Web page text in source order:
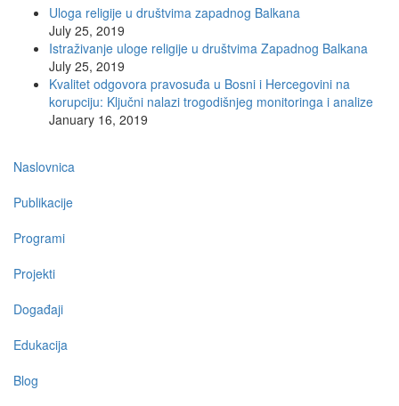
Uloga religije u društvima zapadnog Balkana
July 25, 2019
Istraživanje uloge religije u društvima Zapadnog Balkana
July 25, 2019
Kvalitet odgovora pravosuđa u Bosni i Hercegovini na
korupciju: Ključni nalazi trogodišnjeg monitoringa i analize
January 16, 2019
Main
navigation
Naslovnica
Publikacije
Programi
Projekti
Događaji
Edukacija
Blog